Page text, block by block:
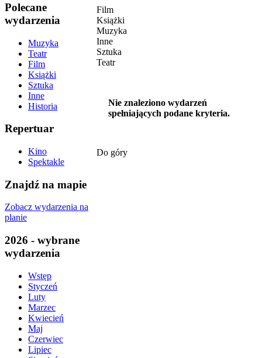
Polecane
wydarzenia
Muzyka
Teatr
Film
Książki
Sztuka
Inne
Historia
Repertuar
Kino
Spektakle
Znajdź na mapie
Zobacz wydarzenia na
planie
2026 - wybrane
wydarzenia
Wstęp
Styczeń
Luty
Marzec
Kwiecień
Maj
Czerwiec
Lipiec
Film
Książki
Muzyka
Inne
Sztuka
Teatr
Nie znaleziono wydarzeń
spełniających podane kryteria.
Do góry